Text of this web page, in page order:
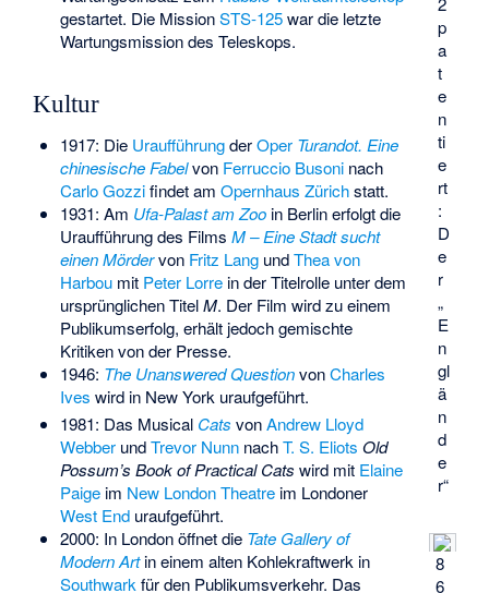
p
a
t
e
n
ti
e
rt
:
D
e
r
„
E
n
gl
ä
n
d
e
r“
8
6
gestartet. Die MissionSTS-125war die letzte
Wartungsmission des Teleskops.
Kultur
1917: Die UraufführungderOper Turandot. Eine
chinesische Fabelvon Ferruccio Busoninach
Carlo Gozzifindet am Opernhaus Zürichstatt.
1931: Am Ufa-Palast am Zooin Berlin erfolgt die
Uraufführung des Films M – Eine Stadt sucht
einen Mördervon Fritz LangundThea von
Harboumit Peter Lorrein der Titelrolle unter dem
ursprünglichen TitelM. Der Film wird zu einem
Publikumserfolg, erhält jedoch gemischte
Kritiken von der Presse.
1946: The Unanswered QuestionvonCharles
Ives wird in New York uraufgeführt.
1981: Das Musical Cats vonAndrew Lloyd
WebberundTrevor NunnnachT. S. Eliots Old
Possum’s Book of Practical Cats wird mit Elaine
Paigeim New London Theatreim Londoner
West Enduraufgeführt.
2000: In London öffnet die Tate Gallery of
Modern Artin einem alten Kohlekraftwerk in
Southwarkfür den Publikumsverkehr. Das